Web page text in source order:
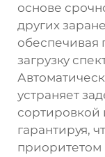
основе
других
обеспечивая
загрузку
устраняет
сортировкой
гарантируя,
приоритетом